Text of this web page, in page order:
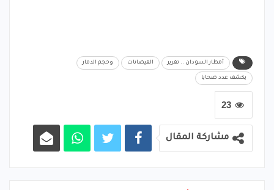
أمطار السودان .. تقرير الفيضانات وحجم الدمار
يكشف عدد ضحايا
23
مشاركة المقال